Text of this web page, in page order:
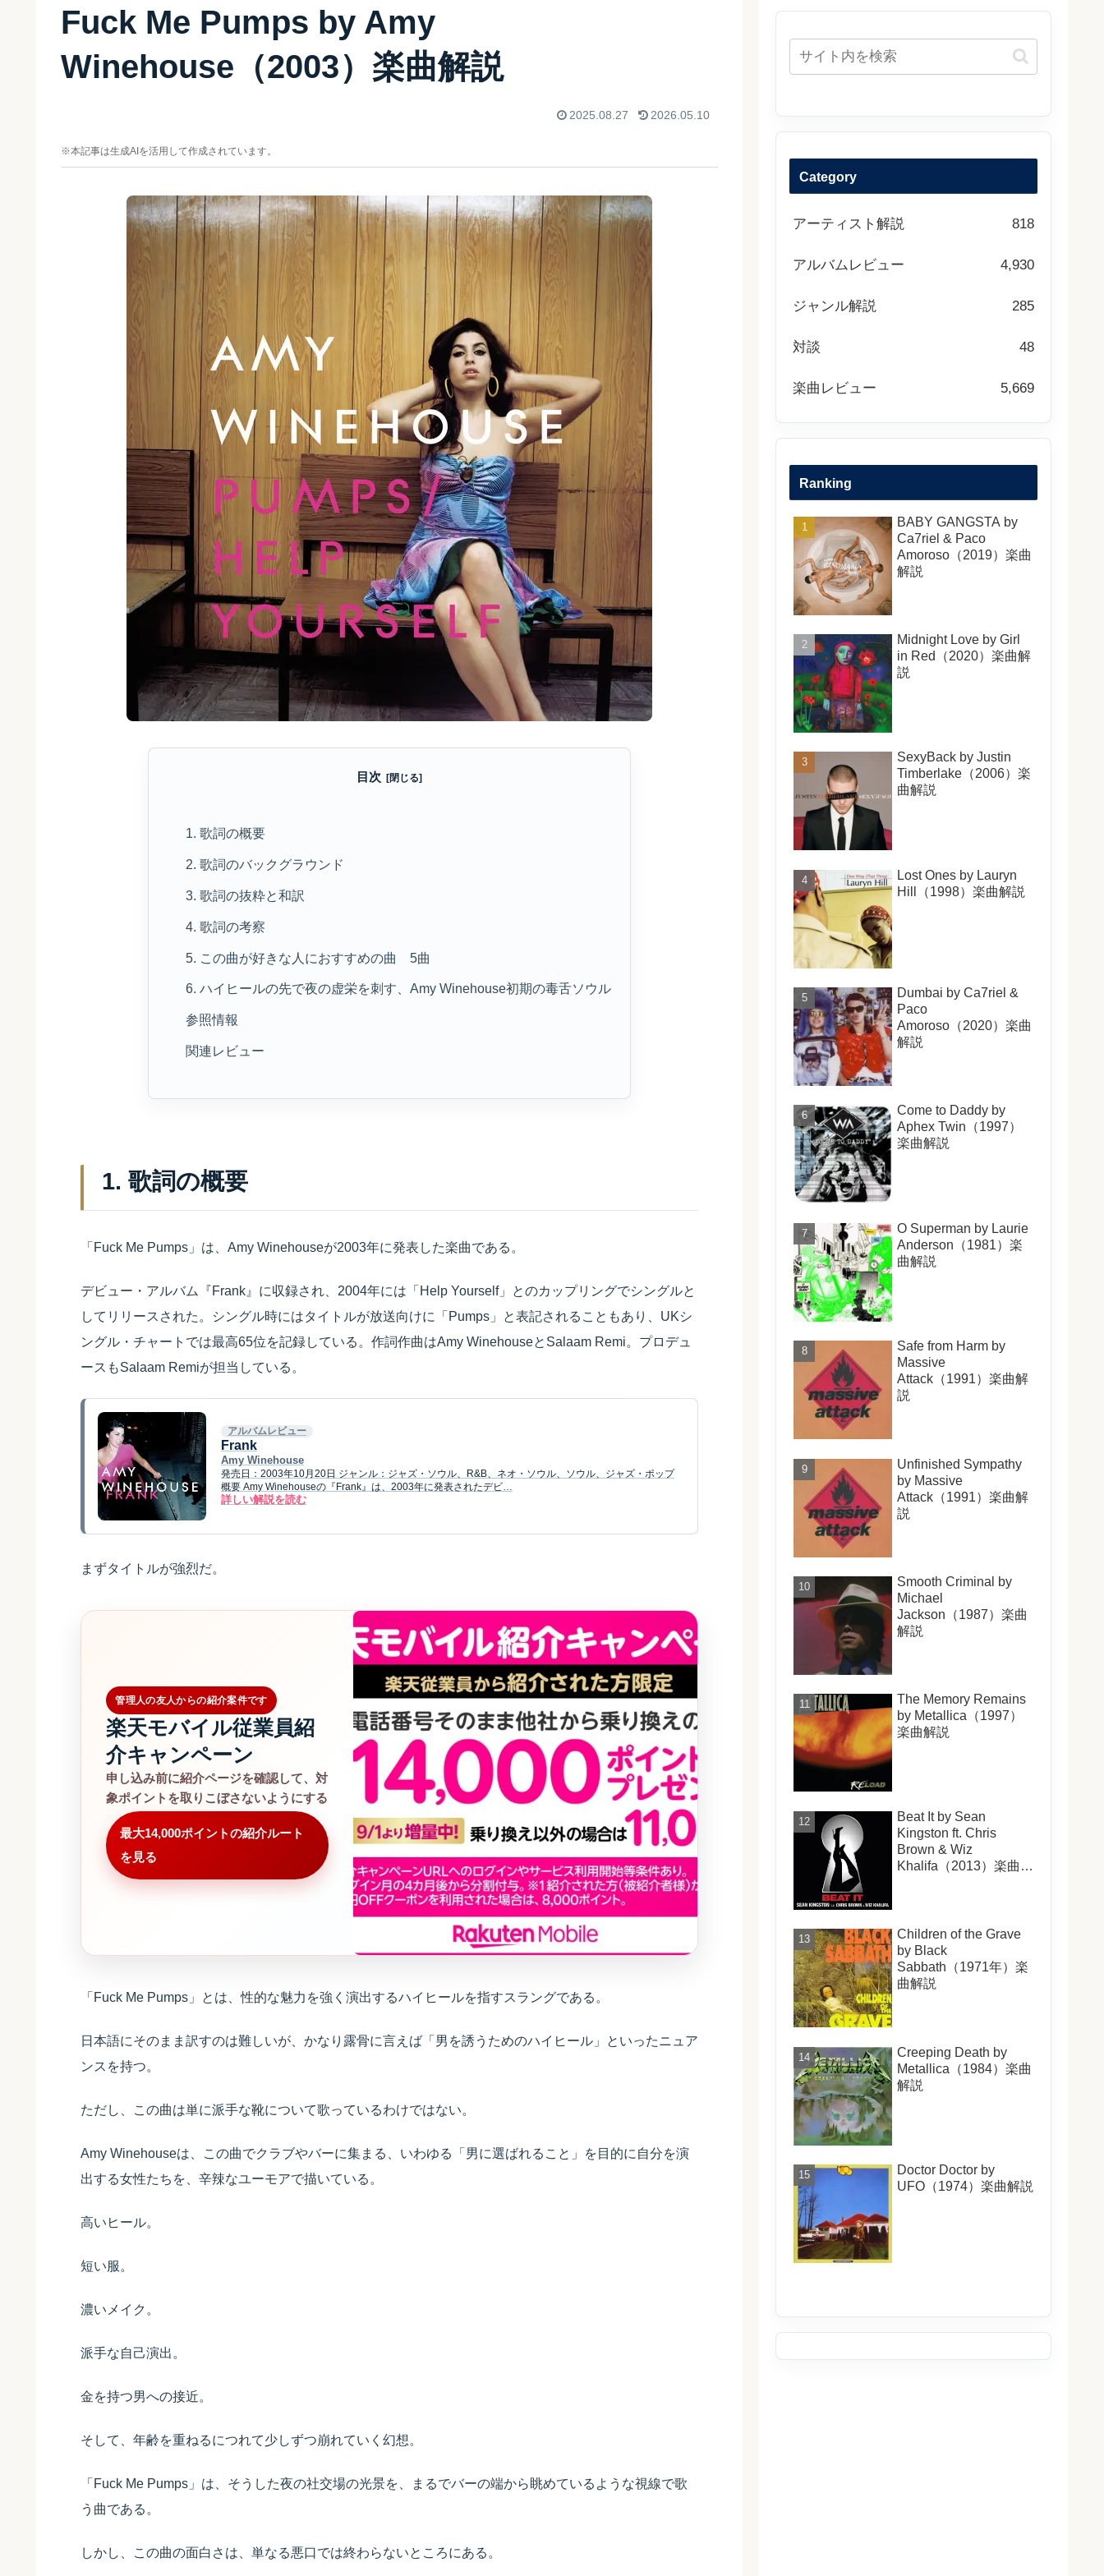
Fuck Me Pumps by Amy
Winehouse（2003）楽曲解説
2025.08.27 2026.05.10
※本記事は生成AIを活用して作成されています。
目次
1. 歌詞の概要
2. 歌詞のバックグラウンド
3. 歌詞の抜粋と和訳
4. 歌詞の考察
5. この曲が好きな人におすすめの曲 5曲
6. ハイヒールの先で夜の虚栄を刺す、Amy Winehouse初期の毒舌ソウル
参照情報
関連レビュー
1. 歌詞の概要
「Fuck Me Pumps」は、Amy Winehouseが2003年に発表した楽曲である。
デビュー・アルバム『Frank』に収録され、2004年には「Help Yourself」とのカップリングでシングルと
してリリースされた。シングル時にはタイトルが放送向けに「Pumps」と表記されることもあり、UKシ
ングル・チャートでは最高65位を記録している。作詞作曲はAmy WinehouseとSalaam Remi。プロデュ
ースもSalaam Remiが担当している。
アルバムレビュー
Frank
Amy Winehouse
発売日：2003年10月20日 ジャンル：ジャズ・ソウル、R&B、ネオ・ソウル、ソウル、ジャズ・ポップ
概要 Amy Winehouseの『Frank』は、2003年に発表されたデビ…
詳しい解説を読む
まずタイトルが強烈だ。
管理人の友人からの紹介案件です
楽天モバイル従業員紹
介キャンペーン
申し込み前に紹介ページを確認して、対
象ポイントを取りこぼさないようにする
最大14,000ポイントの紹介ルート
を見る
「Fuck Me Pumps」とは、性的な魅力を強く演出するハイヒールを指すスラングである。
日本語にそのまま訳すのは難しいが、かなり露骨に言えば「男を誘うためのハイヒール」といったニュア
ンスを持つ。
ただし、この曲は単に派手な靴について歌っているわけではない。
Amy Winehouseは、この曲でクラブやバーに集まる、いわゆる「男に選ばれること」を目的に自分を演
出する女性たちを、辛辣なユーモアで描いている。
高いヒール。
短い服。
濃いメイク。
派手な自己演出。
金を持つ男への接近。
そして、年齢を重ねるにつれて少しずつ崩れていく幻想。
「Fuck Me Pumps」は、そうした夜の社交場の光景を、まるでバーの端から眺めているような視線で歌
う曲である。
しかし、この曲の面白さは、単なる悪口では終わらないところにある。
Category
アーティスト解説 818
アルバムレビュー 4,930
ジャンル解説 285
対談 48
楽曲レビュー 5,669
Ranking
BABY GANGSTA by
Ca7riel & Paco
Amoroso（2019）楽曲
解説
Midnight Love by Girl
in Red（2020）楽曲解
説
SexyBack by Justin
Timberlake（2006）楽
曲解説
Lost Ones by Lauryn
Hill（1998）楽曲解説
Dumbai by Ca7riel &
Paco
Amoroso（2020）楽曲
解説
Come to Daddy by
Aphex Twin（1997）
楽曲解説
O Superman by Laurie
Anderson（1981）楽
曲解説
Safe from Harm by
Massive
Attack（1991）楽曲解
説
Unfinished Sympathy
by Massive
Attack（1991）楽曲解
説
Smooth Criminal by
Michael
Jackson（1987）楽曲
解説
The Memory Remains
by Metallica（1997）
楽曲解説
Beat It by Sean
Kingston ft. Chris
Brown & Wiz
Khalifa（2013）楽曲解
Children of the Grave
by Black
Sabbath（1971年）楽
曲解説
Creeping Death by
Metallica（1984）楽曲
解説
Doctor Doctor by
UFO（1974）楽曲解説